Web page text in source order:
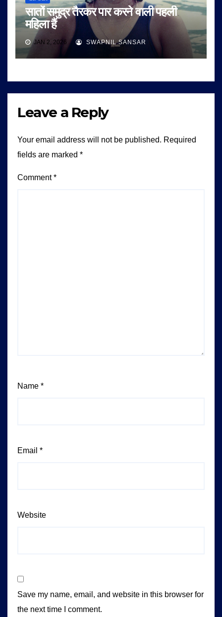
सातों समुद्र तैरकर पार करने वाली पहली
महिला हैं
JAN 2, 2026 SWAPNIL SANSAR
Leave a Reply
Your email address will not be published. Required
fields are marked *
Comment*
Name *
Email *
Website
Save my name, email, and website in this browser for
the next time I comment.